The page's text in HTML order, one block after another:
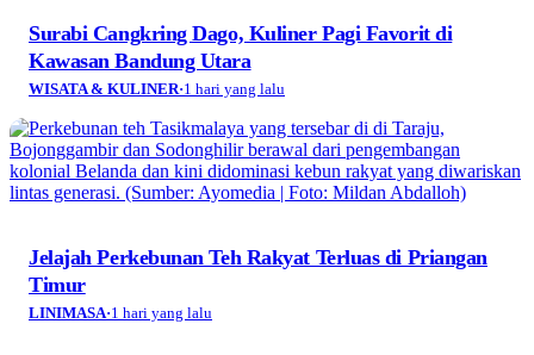
Surabi Cangkring Dago, Kuliner Pagi Favorit di
Kawasan Bandung Utara
WISATA & KULINER·1 hari yang lalu
Jelajah Perkebunan Teh Rakyat Terluas di Priangan
Timur
LINIMASA·1 hari yang lalu